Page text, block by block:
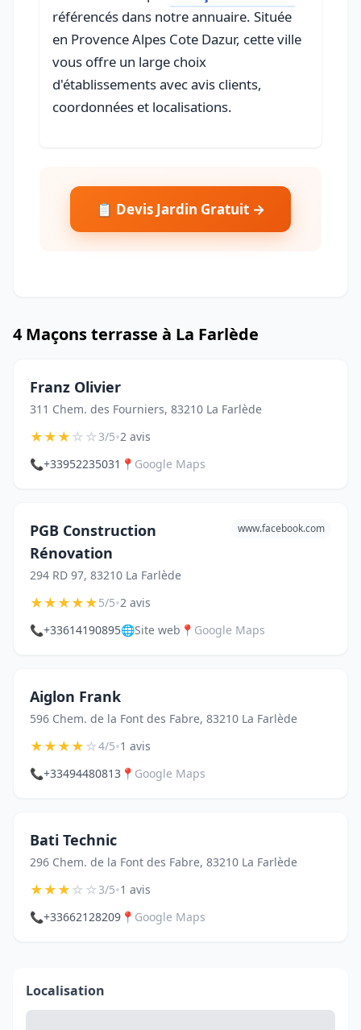
référencés dans notre annuaire. Située
en Provence Alpes Cote Dazur, cette ville
vous offre un large choix
d'établissements avec avis clients,
coordonnées et localisations.
📋 Devis Jardin Gratuit →
4 Maçons terrasse à La Farlède
Franz Olivier
311 Chem. des Fourniers, 83210 La Farlède
★★★☆☆3/5•2 avis
📞+33952235031 📍 Google Maps
PGB Construction
Rénovation
294 RD 97, 83210 La Farlède
www.facebook.com
★★★★★5/5•2 avis
📞+33614190895🌐Site web 📍 Google Maps
Aiglon Frank
596 Chem. de la Font des Fabre, 83210 La Farlède
★★★★☆4/5•1 avis
📞+33494480813 📍 Google Maps
Bati Technic
296 Chem. de la Font des Fabre, 83210 La Farlède
★★★☆☆3/5•1 avis
📞+33662128209 📍 Google Maps
Localisation